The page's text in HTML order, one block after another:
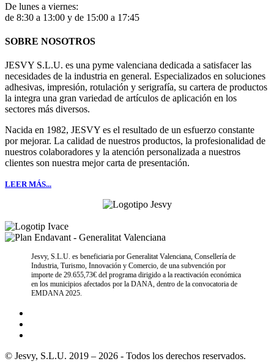
De lunes a viernes:
de 8:30 a 13:00 y de 15:00 a 17:45
SOBRE NOSOTROS
JESVY S.L.U. es una pyme valenciana dedicada a satisfacer las
necesidades de la industria en general. Especializados en soluciones
adhesivas, impresión, rotulación y serigrafía, su cartera de productos
la integra una gran variedad de artículos de aplicación en los
sectores más diversos.
Nacida en 1982, JESVY es el resultado de un esfuerzo constante
por mejorar. La calidad de nuestros productos, la profesionalidad de
nuestros colaboradores y la atención personalizada a nuestros
clientes son nuestra mejor carta de presentación.
LEER MÁS...
Jesvy, S.L.U. es beneficiaria por Generalitat Valenciana, Consellería de
Industria, Turismo, Innovación y Comercio, de una subvención por
importe de 29.655,73€ del programa dirigido a la reactivación económica
en los municipios afectados por la DANA, dentro de la convocatoria de
EMDANA 2025.
© Jesvy, S.L.U. 2019 – 2026 - Todos los derechos reservados.